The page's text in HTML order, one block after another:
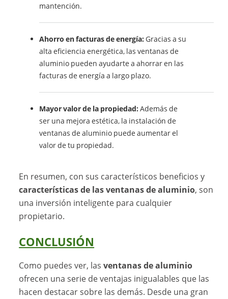
mantención.
Ahorro en facturas de energía: Gracias a su
alta eficiencia energética, las ventanas de
aluminio pueden ayudarte a ahorrar en las
facturas de energía a largo plazo.
Mayor valor de la propiedad:Además de
ser una mejora estética, la instalación de
ventanas de aluminio puede aumentar el
valor de tu propiedad.
En resumen, con sus característicos beneficios y
características de las ventanas de aluminio, son
una inversión inteligente para cualquier
propietario.
CONCLUSIÓN
Como puedes ver, lasventanas de aluminio
ofrecen una serie de ventajas inigualables que las
hacen destacar sobre las demás. Desde una gran